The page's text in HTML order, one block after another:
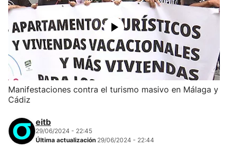
Manifestaciones contra el turismo masivo en Málaga y
Cádiz
eitb
29/06/2024 - 22:45
Última actualización 29/06/2024 - 22:44